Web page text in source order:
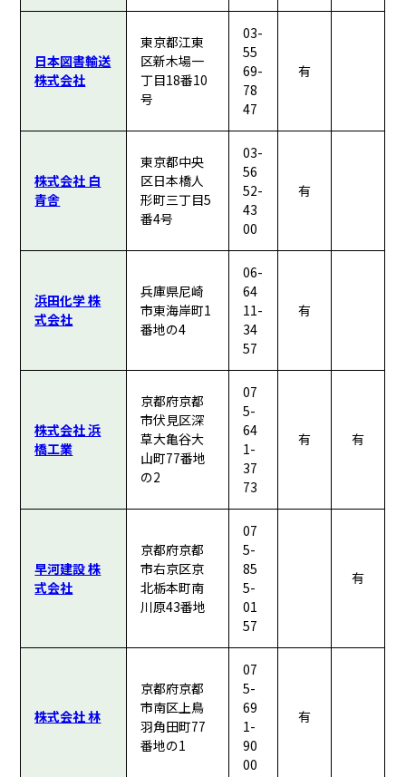
日本図書輸送
株式会社
東京都江東
区新木場一
丁目18番10
号
03-
55
69-
78
47
有
株式会社 白
青舎
東京都中央
区日本橋人
形町三丁目5
番4号
03-
56
52-
43
00
有
浜田化学 株
式会社
兵庫県尼崎
市東海岸町1
番地の4
06-
64
11-
34
57
有
株式会社 浜
橋工業
京都府京都
市伏見区深
草大亀谷大
山町77番地
の2
07
5-
64
1-
37
73
有 有
早河建設 株
式会社
京都府京都
市右京区京
北栃本町南
川原43番地
07
5-
85
5-
01
57
有
株式会社 林
京都府京都
市南区上鳥
羽角田町77
番地の1
07
5-
69
1-
90
00
有